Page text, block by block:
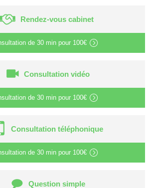
Rendez-vous cabinet
de 30 min pour 100€
Consultation vidéo
de 30 min pour 100€
Consultation téléphonique
de 30 min pour 100€
Question simple